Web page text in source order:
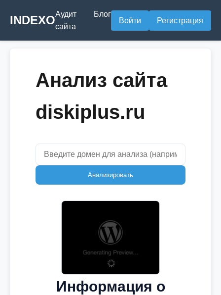
INDEXOАудит
сайта
Блог
Войти Регистрация
Анализ сайта
diskiplus.ru
Анализировать
Информация о